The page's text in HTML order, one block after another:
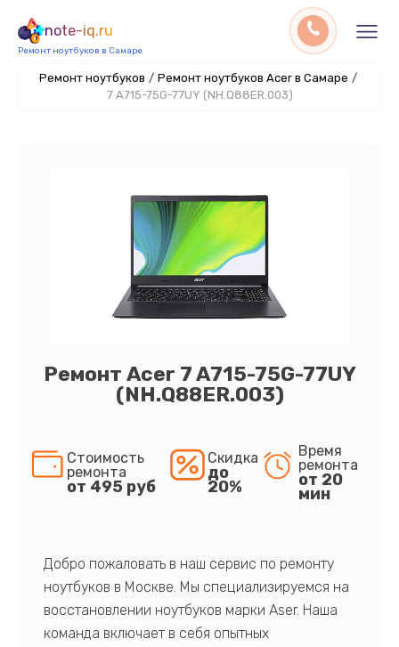
note-iq.ru
Ремонт ноутбуков в Самаре
Ремонт ноутбуков / Ремонт ноутбуков Acer в Самаре /
7 A715-75G-77UY (NH.Q88ER.003)
Ремонт Acer 7 A715-75G-77UY
(NH.Q88ER.003)
Стоимость
ремонта
от 495 руб
Скидка
до
20%
Время
ремонта
от 20
мин
Добро пожаловать в наш сервис по ремонту
ноутбуков в Москве. Мы специализируемся на
восстановлении ноутбуков марки Aser. Наша
команда включает в себя опытных